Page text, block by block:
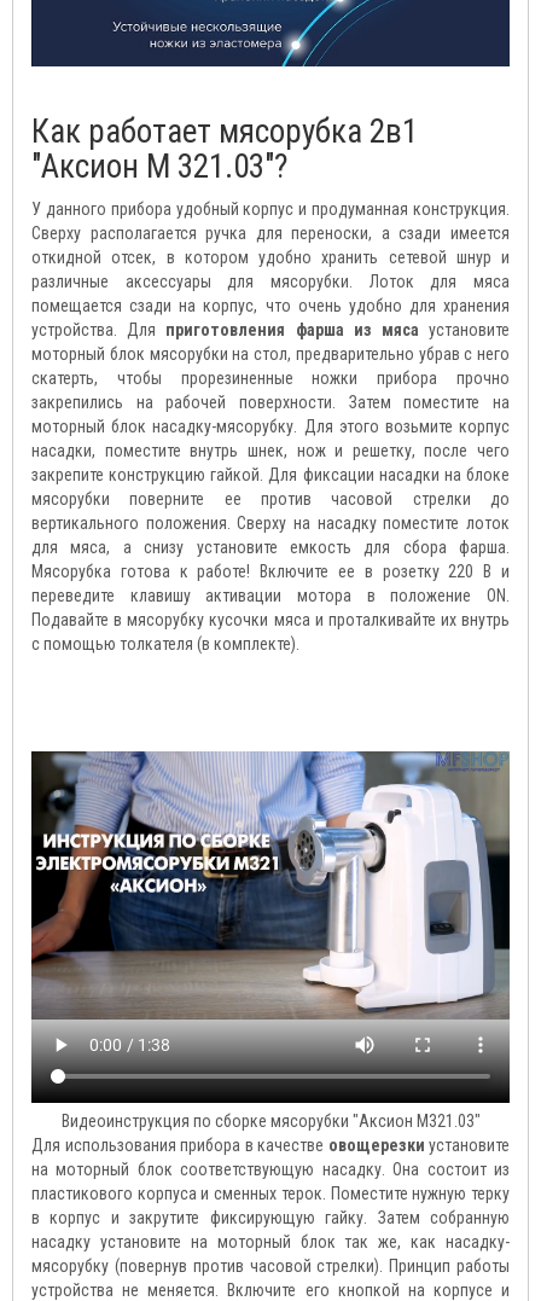
Как работает мясорубка 2в1
"Аксион М 321.03"?
У данного прибора удобный корпус и продуманная конструкция.
Сверху располагается ручка для переноски, а сзади имеется
откидной отсек, в котором удобно хранить сетевой шнур и
различные аксессуары для мясорубки. Лоток для мяса
помещается сзади на корпус, что очень удобно для хранения
устройства. Для приготовления фарша из мяса установите
моторный блок мясорубки на стол, предварительно убрав с него
скатерть, чтобы прорезиненные ножки прибора прочно
закрепились на рабочей поверхности. Затем поместите на
моторный блок насадку-мясорубку. Для этого возьмите корпус
насадки, поместите внутрь шнек, нож и решетку, после чего
закрепите конструкцию гайкой. Для фиксации насадки на блоке
мясорубки поверните ее против часовой стрелки до
вертикального положения. Сверху на насадку поместите лоток
для мяса, а снизу установите емкость для сбора фарша.
Мясорубка готова к работе! Включите ее в розетку 220 В и
переведите клавишу активации мотора в положение ON.
Подавайте в мясорубку кусочки мяса и проталкивайте их внутрь
с помощью толкателя (в комплекте).
Видеоинструкция по сборке мясорубки "Аксион М321.03"
Для использования прибора в качестве овощерезки установите
на моторный блок соответствующую насадку. Она состоит из
пластикового корпуса и сменных терок. Поместите нужную терку
в корпус и закрутите фиксирующую гайку. Затем собранную
насадку установите на моторный блок так же, как насадку-
мясорубку (повернув против часовой стрелки). Принцип работы
устройства не меняется. Включите его кнопкой на корпусе и